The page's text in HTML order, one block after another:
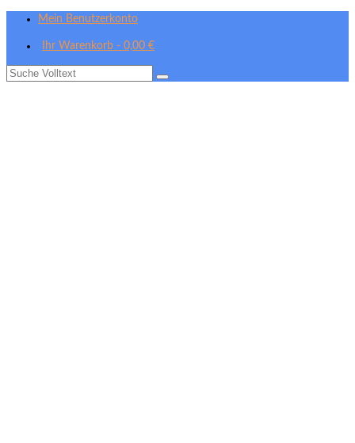
Mein Benutzerkonto
Ihr Warenkorb - 0,00 €
Suche